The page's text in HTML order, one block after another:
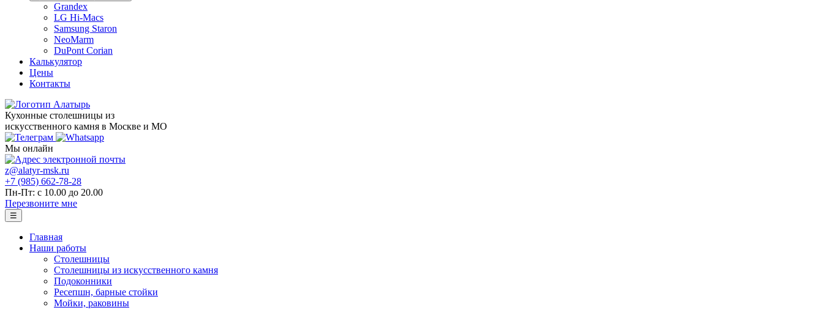
Grandex
LG Hi-Macs
Samsung Staron
NeoMarm
DuPont Corian
Калькулятор
Цены
Контакты
Кухонные столешницы из
искусственного камня в Москве и МО
Мы онлайн
z@alatyr-msk.ru
+7 (985) 662-78-28
Пн-Пт: с 10.00 до 20.00
Перезвоните мне
☰
Главная
Наши работы
Столешницы
Столешницы из искусственного камня
Подоконники
Ресепшн, барные стойки
Мойки, раковины